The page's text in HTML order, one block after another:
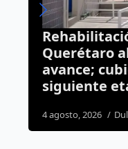
Querétaro
avance;
siguiente
4 agosto, 2026